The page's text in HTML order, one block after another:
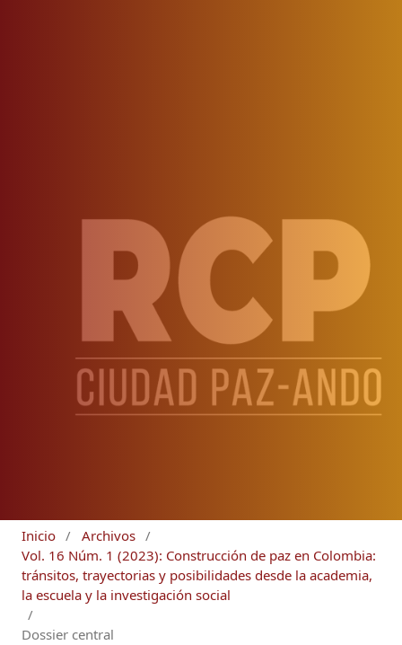
Inicio / Archivos /
Vol. 16 Núm. 1 (2023): Construcción de paz en Colombia:
tránsitos, trayectorias y posibilidades desde la academia,
la escuela y la investigación social
/
Dossier central